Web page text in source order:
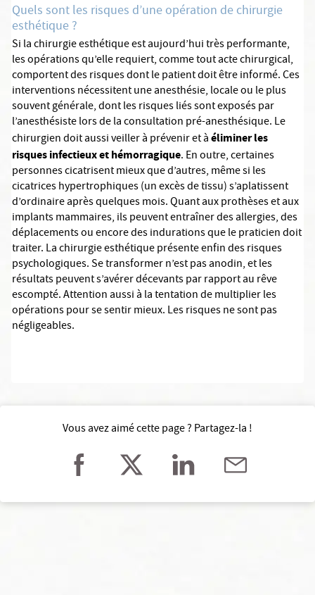
Quels sont les risques d’une opération de chirurgie
esthétique ?
Si la chirurgie esthétique est aujourd’hui très performante,
les opérations qu’elle requiert, comme tout acte chirurgical,
comportent des risques dont le patient doit être informé. Ces
interventions nécessitent une anesthésie, locale ou le plus
souvent générale, dont les risques liés sont exposés par
l’anesthésiste lors de la consultation pré-anesthésique. Le
chirurgien doit aussi veiller à prévenir et àéliminer les
risques infectieux et hémorragique. En outre, certaines
personnes cicatrisent mieux que d’autres, même si les
cicatrices hypertrophiques (un excès de tissu) s’aplatissent
d’ordinaire après quelques mois. Quant aux prothèses et aux
implants mammaires, ils peuvent entraîner des allergies, des
déplacements ou encore des indurations que le praticien doit
traiter. La chirurgie esthétique présente enfin des risques
psychologiques. Se transformer n’est pas anodin, et les
résultats peuvent s’avérer décevants par rapport au rêve
escompté. Attention aussi à la tentation de multiplier les
opérations pour se sentir mieux. Les risques ne sont pas
négligeables.
Vous avez aimé cette page ? Partagez-la !